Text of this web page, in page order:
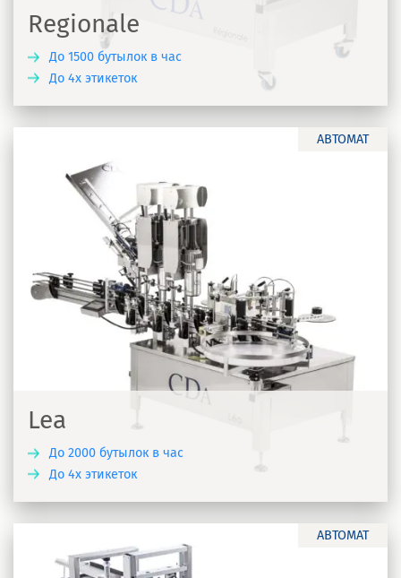
Regionale
До 1500 бутылок в час
До 4х этикеток
АВТОМАТ
Lea
До 2000 бутылок в час
До 4х этикеток
АВТОМАТ